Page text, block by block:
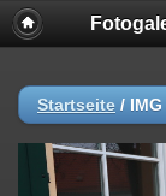
Startseite /